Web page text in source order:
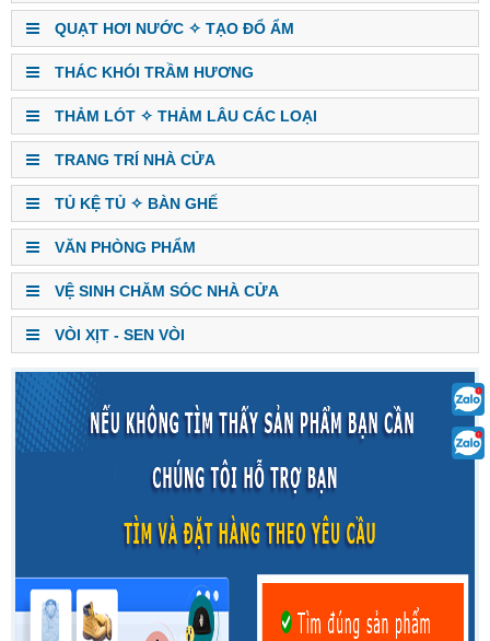
QUẠT HƠI NƯỚC ✧ TẠO ĐỔ ẨM
THÁC KHÓI TRẦM HƯƠNG
THẢM LÓT ✧ THẢM LÂU CÁC LOẠI
TRANG TRÍ NHÀ CỬA
TỦ KỆ TỦ ✧ BÀN GHẾ
VĂN PHÒNG PHẨM
VỆ SINH CHĂM SÓC NHÀ CỬA
VÒI XỊT - SEN VÒI